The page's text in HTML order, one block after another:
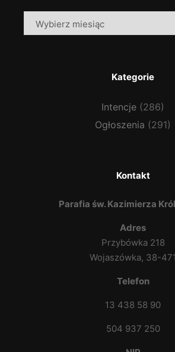
Archiwa
Kategorie
Intencje (286)
Ogłoszenia (291)
Kontakt
Parafia św. Kazimierza
Adres
Przybówka 218
Wojaszówka, 38-471
Telefon
13 438 58 90
504 937 250